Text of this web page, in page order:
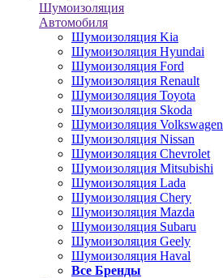
Шумоизоляция
Автомобиля
Шумоизоляция Kia
Шумоизоляция Hyundai
Шумоизоляция Ford
Шумоизоляция Renault
Шумоизоляция Toyota
Шумоизоляция Skoda
Шумоизоляция Volkswagen
Шумоизоляция Nissan
Шумоизоляция Chevrolet
Шумоизоляция Mitsubishi
Шумоизоляция Lada
Шумоизоляция Chery
Шумоизоляция Mazda
Шумоизоляция Subaru
Шумоизоляция Geely
Шумоизоляция Haval
Все Бренды